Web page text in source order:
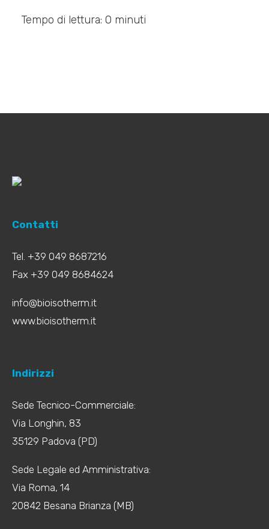
Tempo di lettura: 0 minuti
Contatti
Tel. +39 049 8687216
Fax +39 049 8684624
info@bioisotherm.it
www.bioisotherm.it
Indirizzi
Sede Tecnico-Commerciale:
Via Longhin, 83
35129 Padova (PD)
Sede Legale ed Amministrativa:
Via Roma, 14
20842 Besana Brianza (MB)